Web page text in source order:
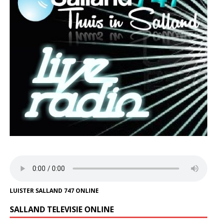
LUISTER SALLAND 747 ONLINE
SALLAND TELEVISIE ONLINE